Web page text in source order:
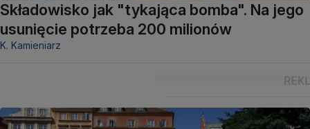
Składowisko jak "tykająca bomba". Na jego
usunięcie potrzeba 200 milionów
K. Kamieniarz